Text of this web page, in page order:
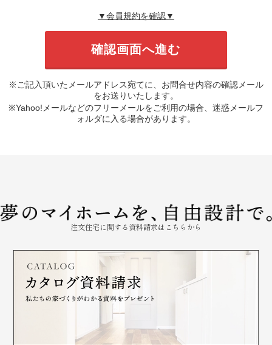
▼会員規約を確認▼
※ご記入頂いたメールアドレス宛てに、お問合せ内容の確認メール
をお送りいたします。
※Yahoo!メールなどのフリーメールをご利用の場合、迷惑メールフ
ォルダに入る場合があります。
注文住宅に関する資料請求はこちらから